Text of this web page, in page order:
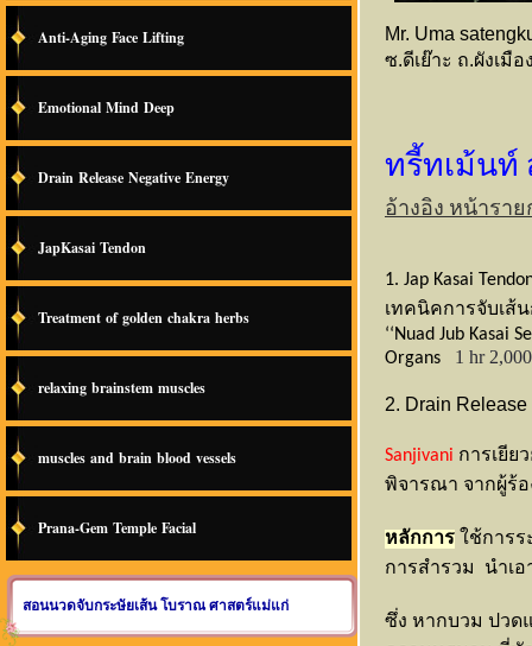
Anti-Aging Face Lifting
Emotional Mind Deep
Drain Release Negative Energy
JapKasai Tendon
Treatment of golden chakra herbs
relaxing brainstem muscles
muscles and brain blood vessels
Prana-Gem Temple Facial
สอนนวดจับกระษัยเส้น โบราณ ศาสตร์แม่แก่
Mr. Uma
ซ.ดีเย๊าะ ถ.ผังเมื
ทรี้ทเม้นท์
อ้างอิง หน้ารา
1. Jap Kasai
เทคนิคการจับเส้
‘‘Nuad Jub Kasai
Organs 1 hr
2. Drain
Sanjivani การเยีย
พิจารณา จากผู้ร้
หลักการ ใช้การ
การสำรวม นำเอ
ซึ่ง หากบวม ปวด